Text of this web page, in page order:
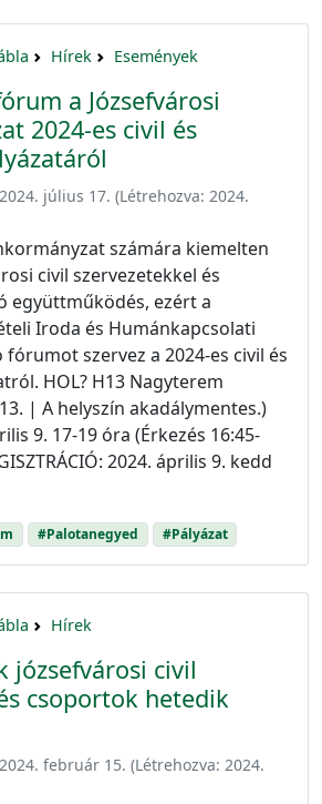
Hírek Események
a Józsefvárosi
2024-es civil és
2024. július 17. (Létrehozva: 2024.
számára kiemelten
civil szervezetekkel és
együttműködés, ezért a
Iroda és Humánkapcsolati
szervez a 2024-es civil és
HOL? H13 Nagyterem
| A helyszín akadálymentes.)
9. 17-19 óra (Érkezés 16:45-
2024. április 9. kedd
#Palotanegyed #Pályázat
Hírek
józsefvárosi civil
csoportok hetedik
2024. február 15. (Létrehozva: 2024.